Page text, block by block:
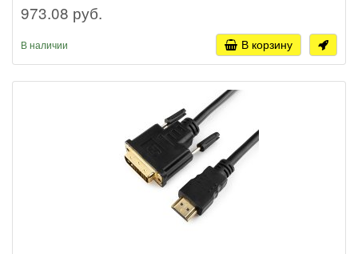
973.08 руб.
В наличии В корзину